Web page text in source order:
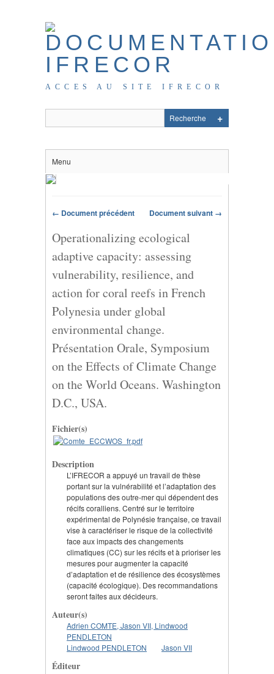
ACCES AU SITE IFRECOR
Menu
← Document précédent Document suivant →
Operationalizing ecological
adaptive capacity: assessing
vulnerability, resilience, and
action for coral reefs in French
Polynesia under global
environmental change.
Présentation Orale, Symposium
on the Effects of Climate Change
on the World Oceans. Washington
D.C., USA.
Fichier(s)
Description
L’IFRECOR a appuyé un travail de thèse
portant sur la vulnérabilité et l’adaptation des
populations des outre-mer qui dépendent des
récifs coralliens. Centré sur le territoire
expérimental de Polynésie française, ce travail
vise à caractériser le risque de la collectivité
face aux impacts des changements
climatiques (CC) sur les récifs et à prioriser les
mesures pour augmenter la capacité
d’adaptation et de résilience des écosystèmes
(capacité écologique). Des recommandations
seront faites aux décideurs.
Auteur(s)
Adrien COMTE, Jason VII, Lindwood
PENDLETON
Lindwood PENDLETON
Jason VII
Éditeur